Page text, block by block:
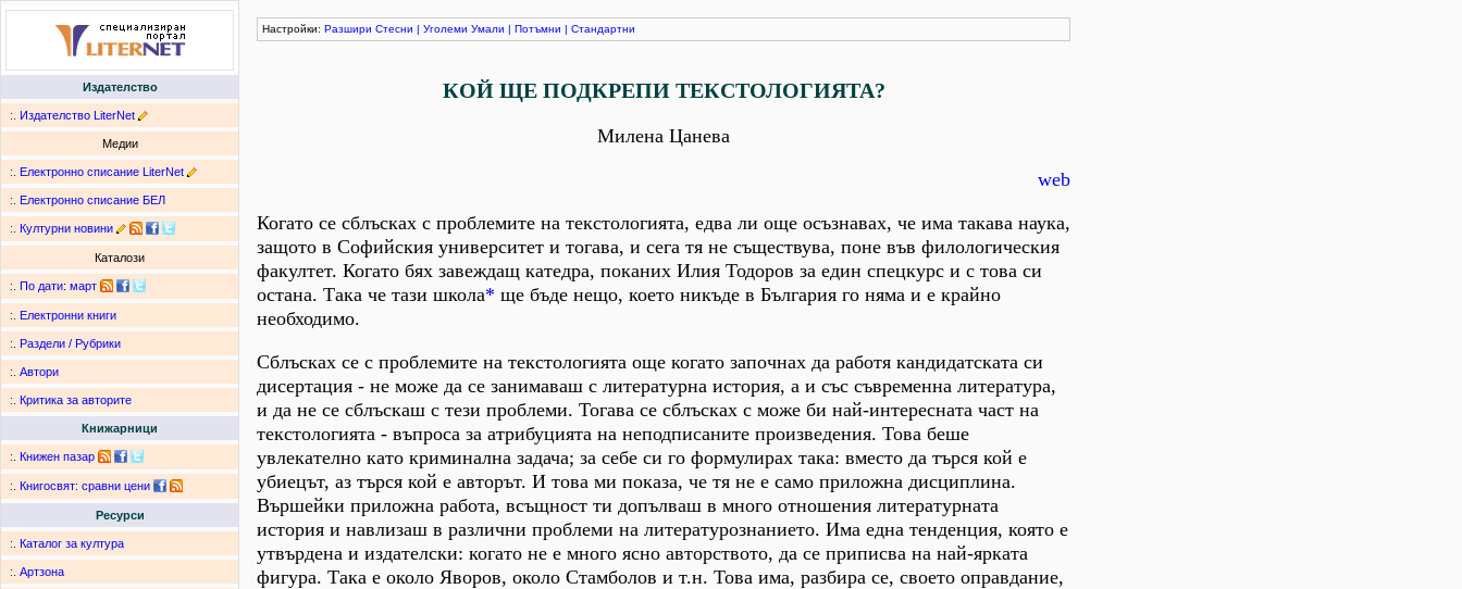
Издателство
:. Издателство LiterNet
Медии
:. Електронно списание LiterNet
:. Електронно списание БЕЛ
:. Културни новини
Каталози
:. По дати: март
:. Електронни книги
:. Раздели / Рубрики
:. Автори
:. Критика за авторите
Книжарници
:. Книжен пазар
:. Книгосвят: сравни цени
Ресурси
:. Каталог за култура
:. Артзона
Настройки: Разшири Стесни | Уголеми Умали | Потъмни | Стандартни
КОЙ ЩЕ ПОДКРЕПИ ТЕКСТОЛОГИЯТА?
Милена Цанева
web
Когато се сблъсках с проблемите на текстологията, едва ли още осъзнавах, че има такава наука,
защото в Софийския университет и тогава, и сега тя не съществува, поне във филологическия
факултет. Когато бях завеждащ катедра, поканих Илия Тодоров за един спецкурс и с това си
остана. Така че тази школа* ще бъде нещо, което никъде в България го няма и е крайно
необходимо.
Сблъсках се с проблемите на текстологията още когато започнах да работя кандидатската си
дисертация - не може да се занимаваш с литературна история, а и със съвременна литература,
и да не се сблъскаш с тези проблеми. Тогава се сблъсках с може би най-интересната част на
текстологията - въпроса за атрибуцията на неподписаните произведения. Това беше
увлекателно като криминална задача; за себе си го формулирах така: вместо да търся кой е
убиецът, аз търся кой е авторът. И това ми показа, че тя не е само приложна дисциплина.
Вършейки приложна работа, всъщност ти допълваш в много отношения литературната
история и навлизаш в различни проблеми на литературознанието. Има една тенденция, която е
утвърдена и издателски: когато не е много ясно авторството, да се приписва на най-ярката
фигура. Така е около Яворов, около Стамболов и т.н. Това има, разбира се, своето оправдание,